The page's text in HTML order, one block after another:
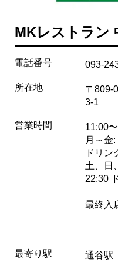
MKレストラン
電話番号 093-
所在地
〒809-
3-1
営業時間
11:00
月～金
ドリン
土、日
22:30
最終入
最寄り駅
通谷駅